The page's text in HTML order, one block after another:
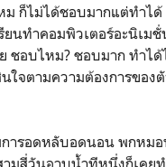
ม ก็ไม่ได้ชอบมากแต่ทำไ
ยนทำคอมพิวเตอร์อะนิเม
ชอบไหม? ชอบมาก ทำไ
จตามความต้องการของตั
ารอดหลับอดนอน พกหม
มสี่วันอาบน้ำทีหนึ่งก็เคย